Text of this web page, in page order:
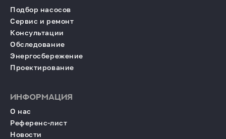
Подбор насосов
Сервис и ремонт
Консультации
Обследование
Энергосбережение
Проектирование
ИНФОРМАЦИЯ
О нас
Референс-лист
Новости